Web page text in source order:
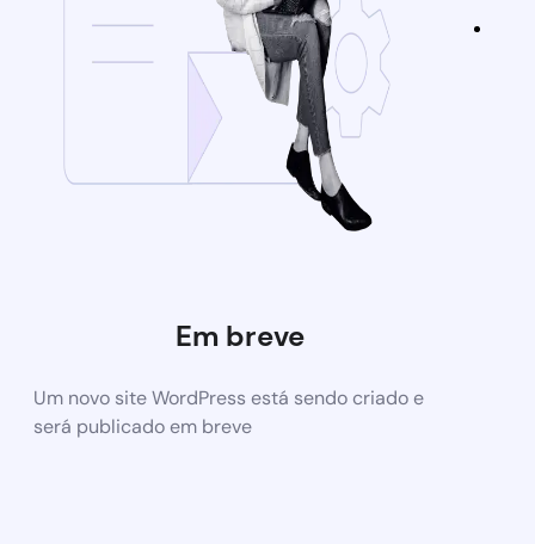
Em breve
Um novo site WordPress está sendo criado e
será publicado em breve